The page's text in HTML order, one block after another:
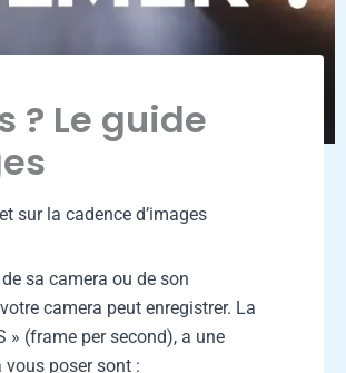
? Le guide
sur la cadence d’images
sa camera ou de son
camera peut enregistrer. La
» (frame per second), a une
vous poser sont :